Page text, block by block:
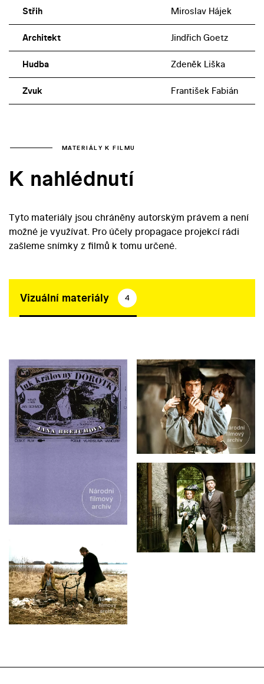
Střih Miroslav Hájek
Architekt Jindřich Goetz
Hudba Zdeněk Liška
Zvuk František Fabián
MATERIÁLY K FILMU
K nahlédnutí
Tyto materiály jsou chráněny autorským právem a není
možné je využívat. Pro účely propagace projekcí rádi
zašleme snímky z filmů k tomu určené.
Vizuální materiály 4